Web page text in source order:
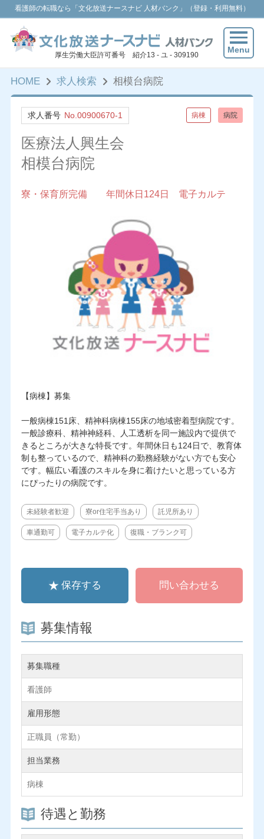
看護師の転職なら「文化放送ナースナビ 人材バンク」（登録・利用無料）
厚生労働大臣許可番号 紹介13 - ユ - 309190
Menu
HOME 求人検索 相模台病院
求人番号 No.00900670-1 病棟 病院
医療法人興生会
相模台病院
寮・保育所完備 年間休日124日 電子カルテ
【病棟】募集
一般病棟151床、精神科病棟155床の地域密着型病院です。
一般診療科、精神神経科、人工透析を同一施設内で提供で
きるところが大きな特長です。年間休日も124日で、教育体
制も整っているので、精神科の勤務経験がない方でも安心
です。幅広い看護のスキルを身に着けたいと思っている方
にぴったりの病院です。
未経験者歓迎 寮or住宅手当あり 託児所あり
車通勤可 電子カルテ化 復職・ブランク可
保存する 問い合わせる
募集情報
募集職種
看護師
雇用形態
正職員（常勤）
担当業務
病棟
待遇と勤務